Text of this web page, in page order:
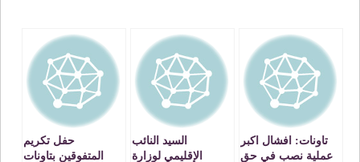
تاونات: افشال اكبر
عملية نصب في حق
السيد النائب
الإقليمي لوزارة
حفل تكريم
المتفوقين بتاونات